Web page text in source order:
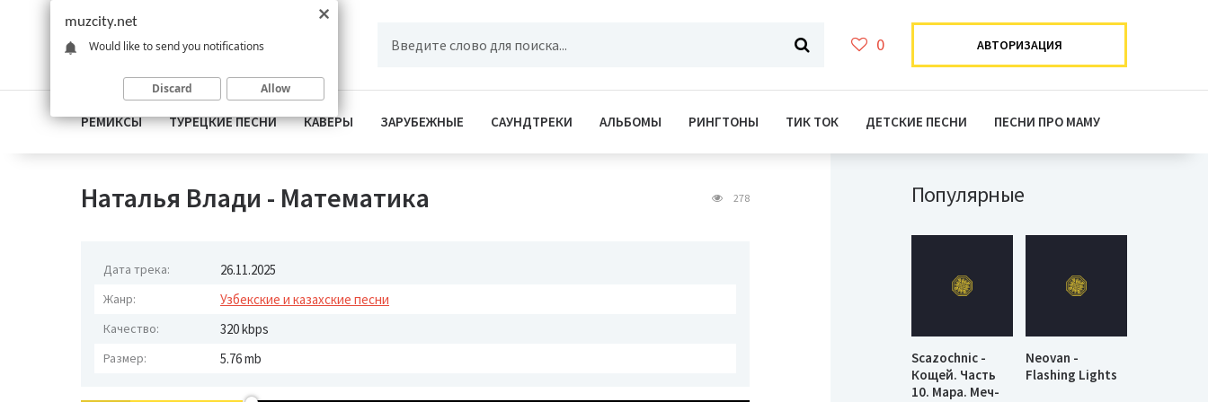
0 АВТОРИЗАЦИЯ
РЕМИКСЫ ТУРЕЦКИЕ ПЕСНИ КАВЕРЫ ЗАРУБЕЖНЫЕ САУНДТРЕКИ АЛЬБОМЫ РИНГТОНЫ ТИК ТОК ДЕТСКИЕ ПЕСНИ ПЕСНИ ПРО МАМУ
Наталья Влади - Математика 278
Дата трека: 26.11.2025
Жанр: Узбекские и казахские песни
Качество: 320 kbps
Размер: 5.76 mb
Популярные
Scazochnic -
Кощей. Часть
10. Мара. Меч-
Neovan -
Flashing Lights
muzcity.net
Would like to send you notifications
Discard Allow